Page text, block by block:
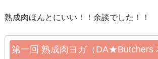
熟成肉ほんとにいい！！余談でした！！
第一回 熟成肉ヨガ（DA★Butchers